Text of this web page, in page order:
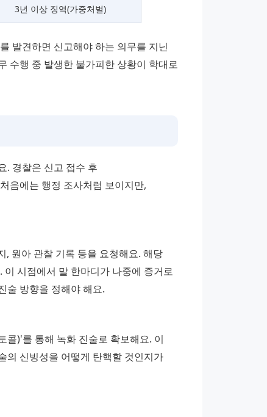
3년 이상 징역(가중처벌)
발견하면 신고해야 하는 의무를 지닌
수행 중 발생한 불가피한 상황이 학대로
. 경찰은 신고 접수 후
음에는 행정 조사처럼 보이지만,
, 원아 관찰 기록 등을 요청해요. 해당
시점에서 말 한마디가 나중에 증거로
술 방향을 정해야 해요.
콜)'를 통해 녹화 진술로 확보해요. 이
의 신빙성을 어떻게 탄핵할 것인지가